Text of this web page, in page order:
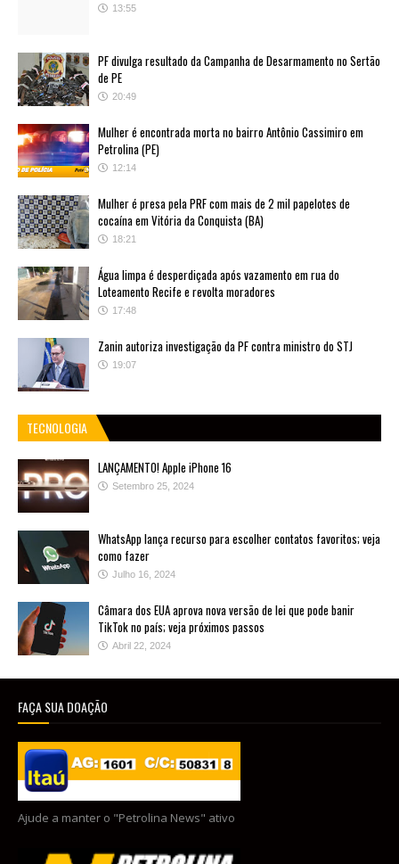
13:55
PF divulga resultado da Campanha de Desarmamento no Sertão
de PE
20:49
Mulher é encontrada morta no bairro Antônio Cassimiro em
Petrolina (PE)
12:14
Mulher é presa pela PRF com mais de 2 mil papelotes de
cocaína em Vitória da Conquista (BA)
18:21
Água limpa é desperdiçada após vazamento em rua do
Loteamento Recife e revolta moradores
17:48
Zanin autoriza investigação da PF contra ministro do STJ
19:07
TECNOLOGIA
LANÇAMENTO! Apple iPhone 16
Setembro 25, 2024
WhatsApp lança recurso para escolher contatos favoritos; veja
como fazer
Julho 16, 2024
Câmara dos EUA aprova nova versão de lei que pode banir
TikTok no país; veja próximos passos
Abril 22, 2024
FAÇA SUA DOAÇÃO
Ajude a manter o "Petrolina News" ativo